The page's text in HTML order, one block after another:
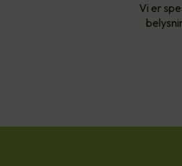
Vi er